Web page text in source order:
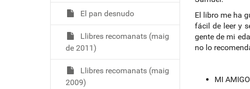
El libro me ha
fácil de leer y
gente de mi
no lo
MI
El pan desnudo
Llibres recomanats (maig
de 2011)
Llibres recomanats (maig
2009)